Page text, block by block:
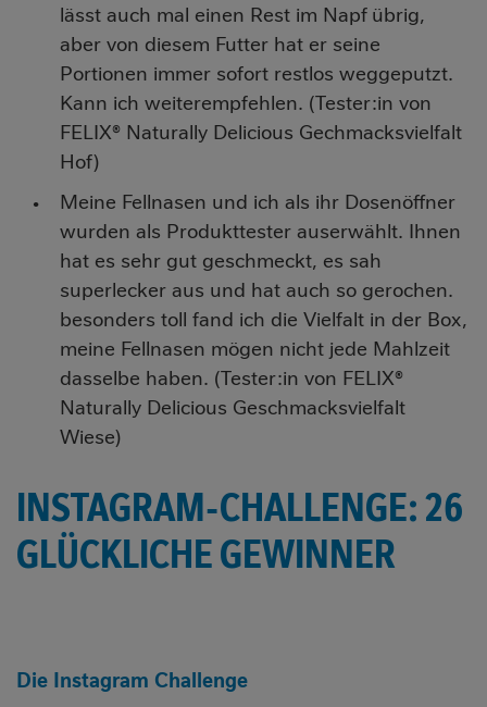
lässt auch mal einen Rest im Napf übrig,
aber von diesem Futter hat er seine
Portionen immer sofort restlos weggeputzt.
Kann ich weiterempfehlen. (Tester:in von
FELIX® Naturally Delicious Gechmacksvielfalt
Hof)
Meine Fellnasen und ich als ihr Dosenöffner
wurden als Produkttester auserwählt. Ihnen
hat es sehr gut geschmeckt, es sah
superlecker aus und hat auch so gerochen.
besonders toll fand ich die Vielfalt in der Box,
meine Fellnasen mögen nicht jede Mahlzeit
dasselbe haben. (Tester:in von FELIX®
Naturally Delicious Geschmacksvielfalt
Wiese)
INSTAGRAM-CHALLENGE: 26
GLÜCKLICHE GEWINNER
Die Instagram Challenge